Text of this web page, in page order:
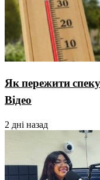
Як пережити
Відео
2 дні назад